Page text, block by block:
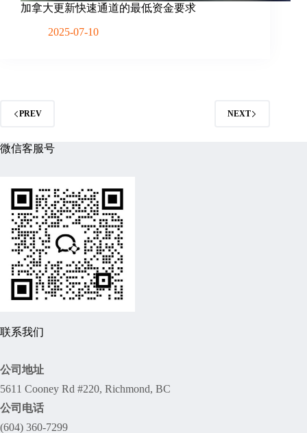
加拿大更新快速通道的最低资金要求
2025-07-10
PREV NEXT
微信客服号
联系我们
公司地址
5611 Cooney Rd #220, Richmond, BC
公司电话
(604) 360-7299